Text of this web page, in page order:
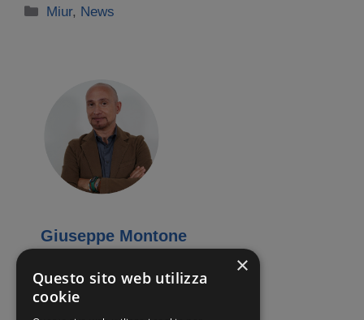
Categorie
Miur, News
Giuseppe Montone
×
Questo sito web utilizza
cookie